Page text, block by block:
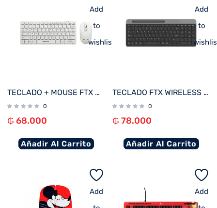
Add
to
wishlist
TECLADO + MOUSE FTX WIRELESS FTXGK03 ESP/BLANCO
0
₲ 68.000
Añadir Al Carrito
Add
to
TECLADO FTX WIRELESS DUAL-MODE FTXB105 ESP/NEGRO
0
₲ 78.000
Añadir Al Carrito
Add
Add